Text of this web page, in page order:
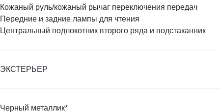
Кожаный руль/кожаный рычаг переключения передач
Передние и задние лампы для чтения
Центральный подлокотник второго ряда и подстаканник
ЭКСТЕРЬЕР
Черный металлик*